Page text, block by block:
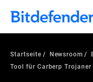
Startseite Newsroom
Tool für Carberp